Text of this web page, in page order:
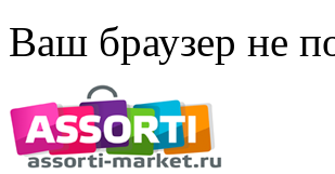
Ваш браузер не